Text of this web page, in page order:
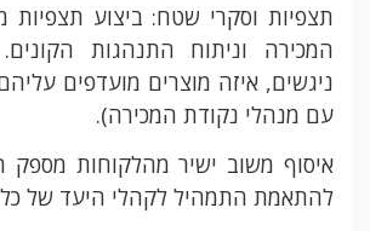
תצפיות וסקרי שטח: ביצוע תצפיות
המכירה וניתוח התנהגות
ניגשים, איזה מוצרים מועדפים
עם מנהלי נקודת המכירה).
איסוף משוב ישיר מהלקוחות מספק
להתאמת התמהיל לקהלי היעד של כל